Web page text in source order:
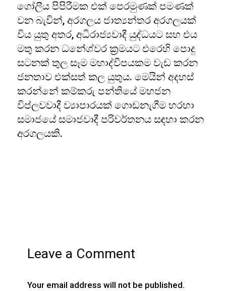
ගෝලීය පිපිරීමක එක් පෙරමුණක් පමණක්
වන බැවින්, අරගලය ජාත්‍යන්තර අරගලයක්
විය යුතු අතර, අධිරාජ්‍යවාදී යුද්ධයට සහ එය
මතු කරන ධනේශ්වර ක්‍රමයට එරෙහි පොදු
සටනක් තුල සෑම මහාද්වීපයකම වැඩ කරන
ජනතාව එක්සත් කල යුතුය. මෙයින් අදහස්
කරන්නේ කම්කරු පන්තියේ මහජන
විප්ලවවාදී ව්‍යාපාරයක් ගොඩනැගීම හරහා
සමාජයේ සමාජවාදී පරිවර්තනය සඳහා කරන
අරගලයකි.
Leave a Comment
Your email address will not be published.